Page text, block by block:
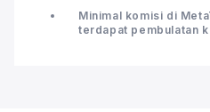
Minimal komisi di
terdapat pembulatan